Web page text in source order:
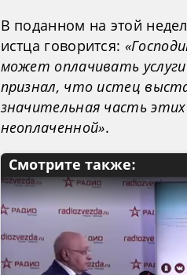
В поданном на этой
истца говорится:
может оплачивать
признал, что истец
значительная часть
неоплаченной».
Смотрите также: